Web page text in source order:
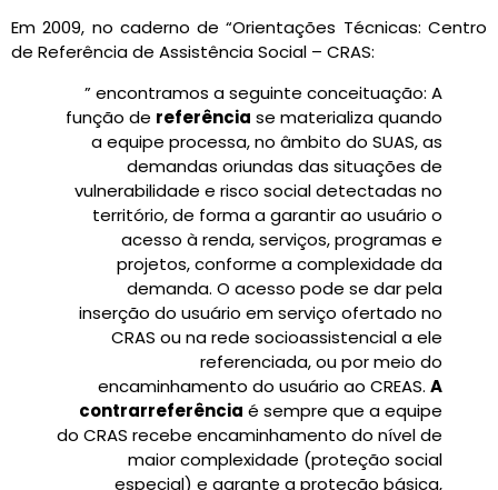
Em 2009, no caderno de “Orientações Técnicas: Centro
de Referência de Assistência Social – CRAS:
” encontramos a seguinte conceituação: A
função de referência se materializa quando
a equipe processa, no âmbito do SUAS, as
demandas oriundas das situações de
vulnerabilidade e risco social detectadas no
território, de forma a garantir ao usuário o
acesso à renda, serviços, programas e
projetos, conforme a complexidade da
demanda. O acesso pode se dar pela
inserção do usuário em serviço ofertado no
CRAS ou na rede socioassistencial a ele
referenciada, ou por meio do
encaminhamento do usuário ao CREAS. A
contrarreferência é sempre que a equipe
do CRAS recebe encaminhamento do nível de
maior complexidade (proteção social
especial) e garante a proteção básica,